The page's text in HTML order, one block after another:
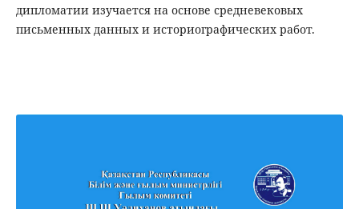
дипломатии изучается на основе средневековых
письменных данных и историографических работ.